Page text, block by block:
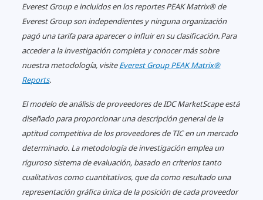
Everest Group e incluidos en los reportes PEAK Matrix® de
Everest Group son independientes y ninguna organización
pagó una tarifa para aparecer o influir en su clasificación. Para
acceder a la investigación completa y conocer más sobre
nuestra metodología, visiteEverest Group PEAK Matrix®
Reports.
El modelo de análisis de proveedores de IDC MarketScape está
diseñado para proporcionar una descripción general de la
aptitud competitiva de los proveedores de TIC en un mercado
determinado. La metodología de investigación emplea un
riguroso sistema de evaluación, basado en criterios tanto
cualitativos como cuantitativos, que da como resultado una
representación gráfica única de la posición de cada proveedor